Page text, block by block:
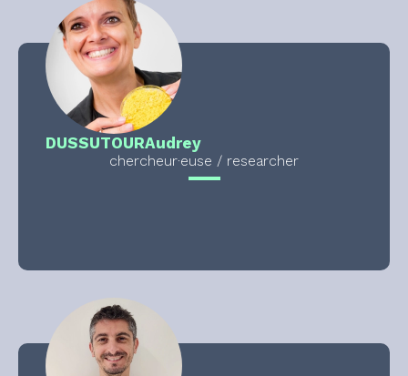
DUSSUTOURAudrey
chercheur·euse / researcher